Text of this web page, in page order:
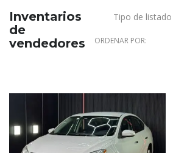
Inventarios
de
vendedores
Tipo de listado
ORDENAR POR: